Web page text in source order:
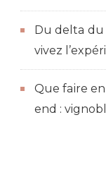
Du delta du
vivez
Que faire
end :